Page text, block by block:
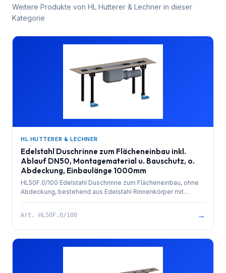
Weitere Produkte von HL Hutterer & Lechner in dieser
Kategorie
HL HUTTERER & LECHNER
Edelstahl Duschrinne zum Flächeneinbau inkl.
Ablauf DN50, Montagematerial u. Bauschutz, o.
Abdeckung, Einbaulänge 1000mm
HL50F.0/100 Edelstahl Duschrinne zum Flächeneinbau, ohne
Abdeckung, bestehend aus Edelstahl Rinnenkörper mit
besandetem Flansch zur Anbindung an Verbundabdichtungen,
herausziehbarem Geruchsverschluss. Rinnenkörper mit
Selbstreinigungseffekt durch innenliegendes Gefälle.
Ablaufleistung 0,8 l/sek. 4 Stk. höhenverstellbare,
schallentkoppelte Montagefüße und Bauschutz. Einbaulänge
Art. HL50F.0/100 →